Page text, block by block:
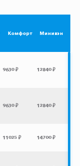
Комфорт Минивэн
9630 ₽ 12840 ₽
9630 ₽ 12840 ₽
11025 ₽ 14700 ₽